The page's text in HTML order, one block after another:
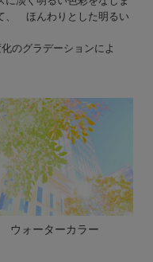
、 ほんわりとした明るい
のグラデーションによ
ウォーターカラー